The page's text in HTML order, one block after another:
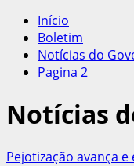
Início
Boletim
Notícias do
Pagina 2
Notícias
Pejotização avança